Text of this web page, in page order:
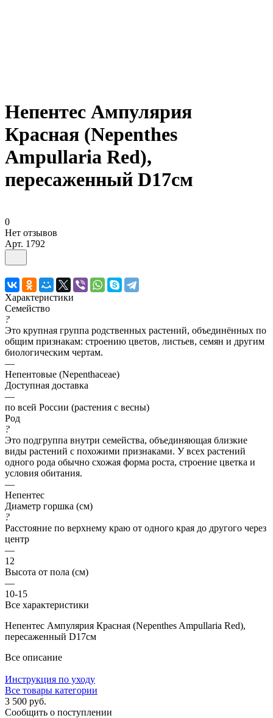
Непентес Ампулярия
Красная (Nepenthes
Ampullaria Red),
пересаженный D17см
0
Нет отзывов
Арт. 1792
Характеристики
Семейство
?
Это крупная группа родственных растений, объединённых по
общим признакам: строению цветов, листьев, семян и другим
биологическим чертам.
—
Непентовые (Nepenthaceae)
Доступная доставка
—
по всей России (растения с весны)
Род
?
Это подгруппа внутри семейства, объединяющая близкие
виды растений с похожими признаками. У всех растений
одного рода обычно схожая форма роста, строение цветка и
условия обитания.
—
Непентес
Диаметр горшка (см)
?
Расстояние по верхнему краю от одного края до другого через
центр
—
12
Высота от пола (см)
—
10-15
Все характеристики
Непентес Ампулярия Красная (Nepenthes Ampullaria Red),
пересаженный D17см
Все описание
Инструкция по уходу
Все товары категории
3 500 руб.
Сообщить о поступлении